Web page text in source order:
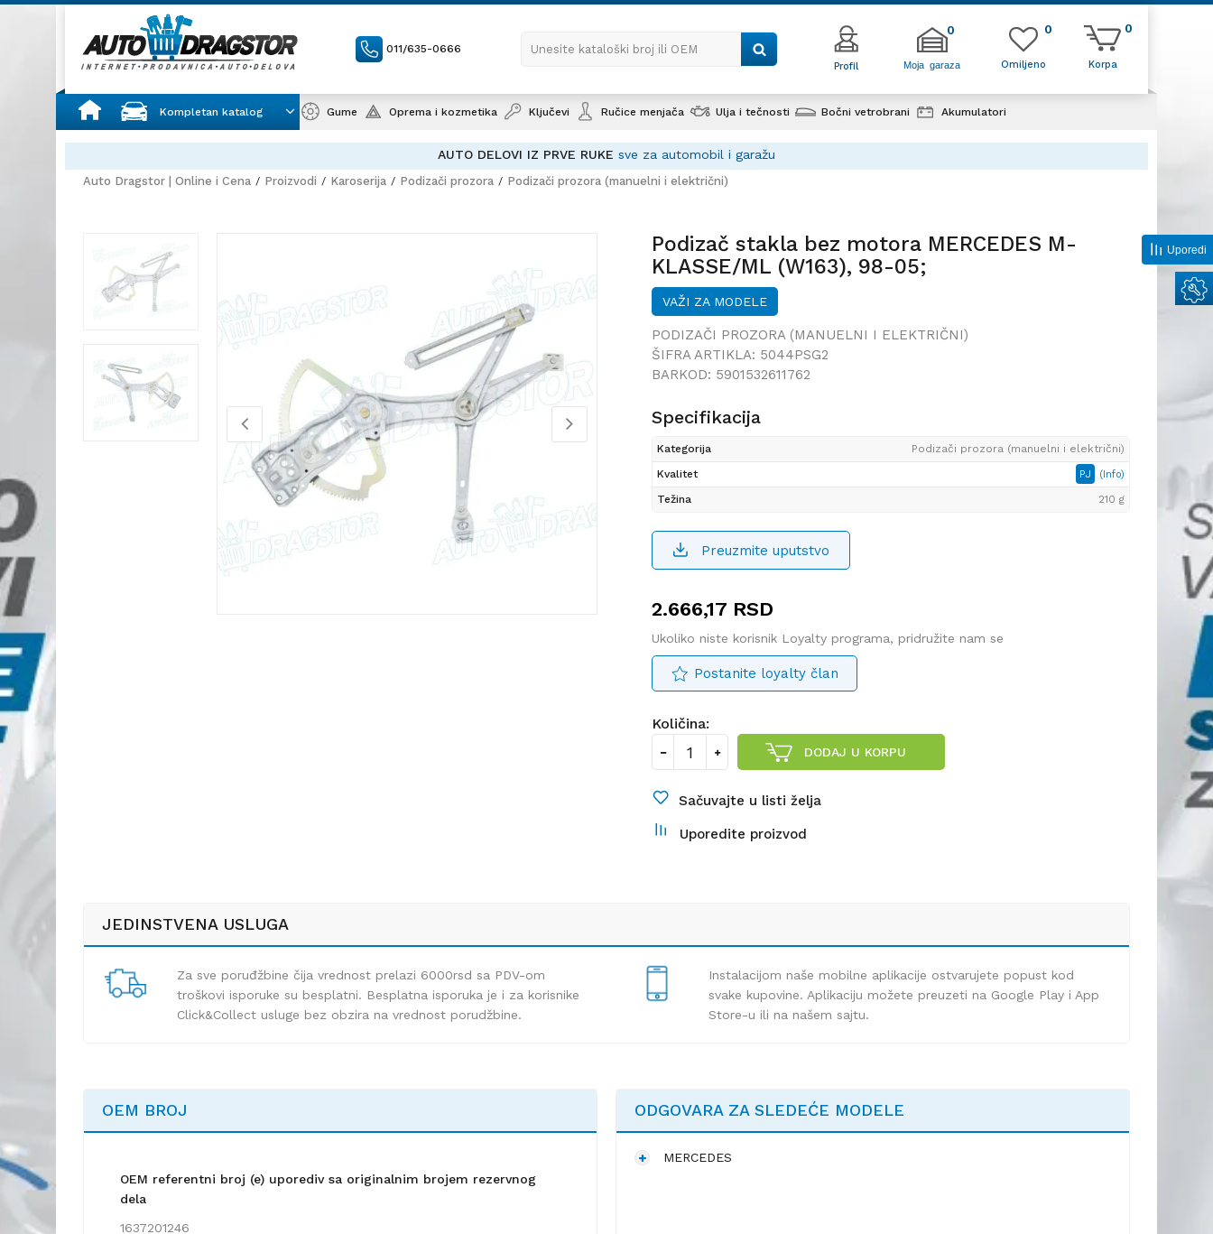
011/635-0666 Unesite kataloški broj ili OEM
Profil Moja garaza
0
Korpa
0
Omiljeno
0
Kompletan katalog Gume Oprema i kozmetika Ključevi Ručice menjača Ulja i tečnosti Bočni vetrobrani Akumulatori
AUTO DELOVI IZ PRVE RUKE sve za automobil i garažu
Auto Dragstor | Online i Cena Proizvodi Karoserija Podizači prozora Podizači prozora (manuelni i električni)
Podizač stakla bez motora MERCEDES M-
KLASSE/ML (W163), 98-05;
VAŽI ZA MODELE
PODIZAČI PROZORA (MANUELNI I ELEKTRIČNI)
ŠIFRA ARTIKLA: 5044PSG2
BARKOD: 5901532611762
Specifikacija
Kategorija
Podizači prozora (manuelni i električni)
Kvalitet
PJ (Info)
Težina 210 g
Preuzmite uputstvo
2.666,17 RSD
Ukoliko niste korisnik Loyalty programa, pridružite nam se
Postanite loyalty član
Količina:
DODAJ U KORPU
Sačuvajte u listi želja
Uporedite proizvod
JEDINSTVENA USLUGA
Za sve poruđžbine čija vrednost prelazi 6000rsd sa PDV-om
troškovi isporuke su besplatni. Besplatna isporuka je i za korisnike
Click&Collect usluge bez obzira na vrednost porudžbine.
Instalacijom naše mobilne aplikacije ostvarujete popust kod
svake kupovine. Aplikaciju možete preuzeti na Google Play i App
Store-u ili na našem sajtu.
OEM BROJ
OEM referentni broj (e) uporediv sa originalnim brojem rezervnog
dela
1637201246
ODGOVARA ZA SLEDEĆE MODELE
MERCEDES
Uporedi